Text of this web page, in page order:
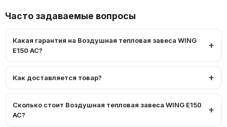
Часто задаваемые вопросы
Какая гарантия на Воздушная тепловая завеса WING
E150 AC?
Как доставляется товар?
Сколько стоит Воздушная тепловая завеса WING E150
AC?